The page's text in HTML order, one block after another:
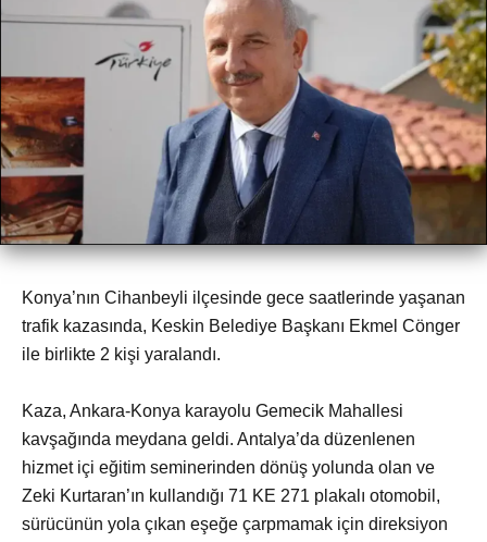
Konya’nın Cihanbeyli ilçesinde gece saatlerinde yaşanan
trafik kazasında, Keskin Belediye Başkanı Ekmel Cönger
ile birlikte 2 kişi yaralandı.
Kaza, Ankara-Konya karayolu Gemecik Mahallesi
kavşağında meydana geldi. Antalya’da düzenlenen
hizmet içi eğitim seminerinden dönüş yolunda olan ve
Zeki Kurtaran’ın kullandığı 71 KE 271 plakalı otomobil,
sürücünün yola çıkan eşeğe çarpmamak için direksiyon